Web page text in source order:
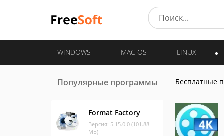
WINDOWS MAC OS LINUX
Популярные программы
Format Factory
Версия: 5.15.0.0 (101.88
МБ)
Бесплатные